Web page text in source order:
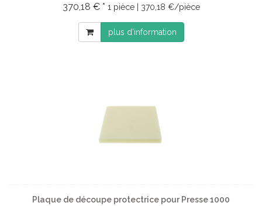
370,18 € * 1 pièce | 370,18 €/pièce
plus d'information
Plaque de découpe protectrice pour Presse 1000